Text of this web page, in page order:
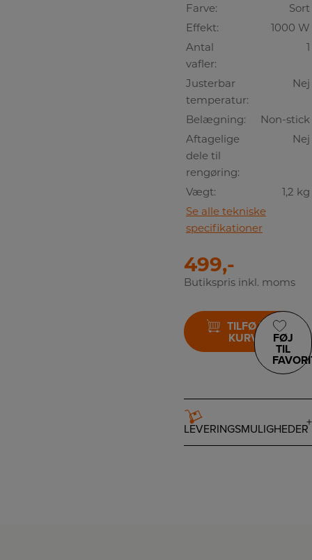
Farve:
Sort
Effekt:
1000 W
Antal
vafler:
1
Justerbar
temperatur:
Nej
Belægning:
Non-stick
Aftagelige
dele til
rengøring:
Nej
Vægt:
1,2 kg
Se alle tekniske
specifikationer
499,-
Butikspris inkl. moms
TILFØJ TIL
KURV
FØJ
TIL
LEVERINGSMULIGHEDER